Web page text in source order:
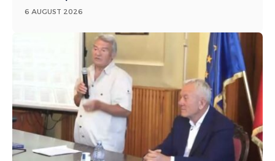
6 AUGUST 2026